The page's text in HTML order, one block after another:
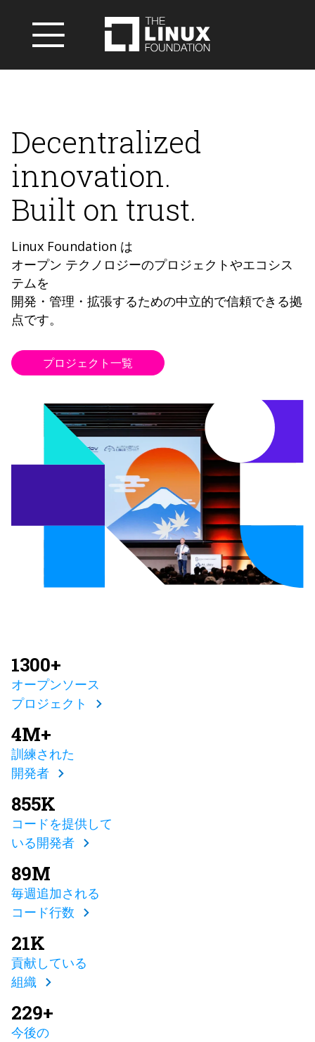
Decentralized
innovation.
Built on trust.
Linux Foundation は
オープン テクノロジーのプロジェクトやエコシス
テムを
開発・管理・拡張するための中立的で信頼できる拠
点です。
プロジェクト一覧
1300+
オープンソース
プロジェクト
4M+
訓練された
開発者
855K
コードを提供して
いる開発者
89M
毎週追加される
コード行数
21K
貢献している
組織
229+
今後の